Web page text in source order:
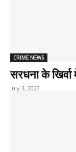
CRIME NEWS
सरधना के
July 3, 2023